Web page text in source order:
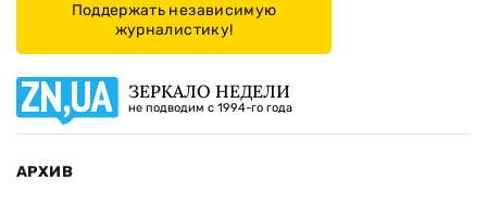
Поддержать независимую
журналистику!
ЗЕРКАЛО НЕДЕЛИ
не подводим с 1994-го года
АРХИВ